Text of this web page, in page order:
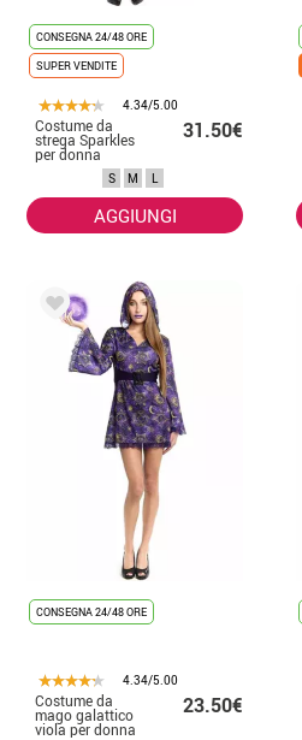
CONSEGNA 24/48 ORE
SUPER VENDITE
4.34/5.00
Costume da
strega Sparkles
per donna
31.50€
S M L
AGGIUNGI
CONSEGNA 24/48 ORE
4.34/5.00
Costume da
mago galattico
viola per donna
23.50€